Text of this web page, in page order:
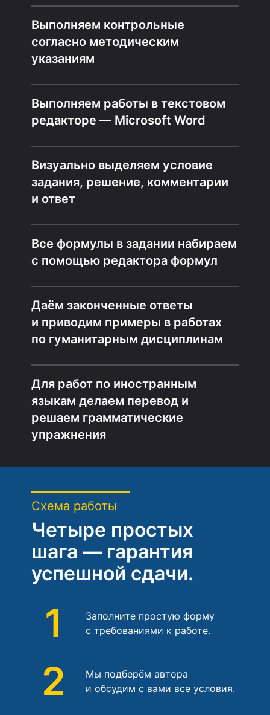
Выполняем контрольные
согласно методическим
указаниям
Выполняем работы в текстовом
редакторе — Microsoft Word
Визуально выделяем условие
задания, решение, комментарии
и ответ
Все формулы в задании набираем
с помощью редактора формул
Даём законченные ответы
и приводим примеры в работах
по гуманитарным дисциплинам
Для работ по иностранным
языкам делаем перевод и
решаем грамматические
упражнения
Схема работы
Четыре простых
шага — гарантия
успешной сдачи.
1
Заполните простую форму
с требованиями к работе.
2
Мы подберём автора
и обсудим с вами все условия.